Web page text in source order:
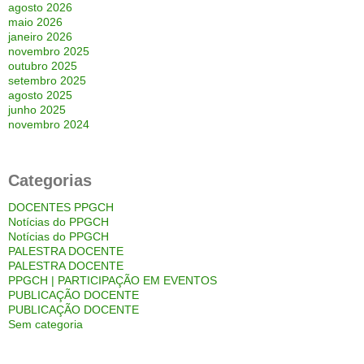
agosto 2026
maio 2026
janeiro 2026
novembro 2025
outubro 2025
setembro 2025
agosto 2025
junho 2025
novembro 2024
Categorias
DOCENTES PPGCH
Notícias do PPGCH
Notícias do PPGCH
PALESTRA DOCENTE
PALESTRA DOCENTE
PPGCH | PARTICIPAÇÃO EM EVENTOS
PUBLICAÇÃO DOCENTE
PUBLICAÇÃO DOCENTE
Sem categoria